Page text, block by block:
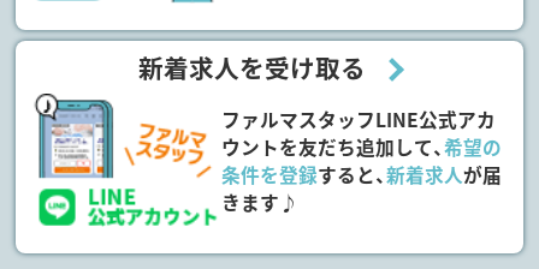
新着求人を受け取る
ファルマスタッフLINE公式アカ
ウントを友だち追加して、希望の
条件を登録すると、新着求人が届
きます♪